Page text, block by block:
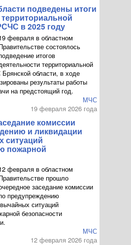
подведены итоги
в 2025 году
февраля в областном
состоялось
итогов
территориальной
области, в ходе
результаты работы
на предстоящий год.
МЧС
19 февраля 2026 года
комиссии
и ликвидации
ситуаций
пожарной
февраля в областном
прошло
заседание комиссии
предупреждению
ситуаций
безопасности
МЧС
12 февраля 2026 года